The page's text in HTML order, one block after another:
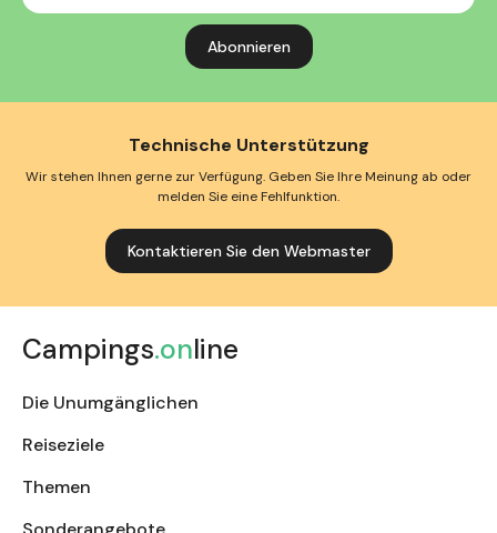
Technische Unterstützung
Wir stehen Ihnen gerne zur Verfügung. Geben Sie Ihre Meinung ab oder
melden Sie eine Fehlfunktion.
Kontaktieren Sie den Webmaster
Campings.online
Die Unumgänglichen
Reiseziele
Themen